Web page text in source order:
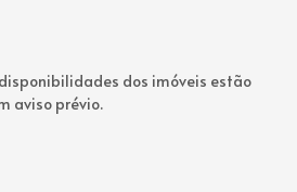
dos imóveis estão
aviso prévio.